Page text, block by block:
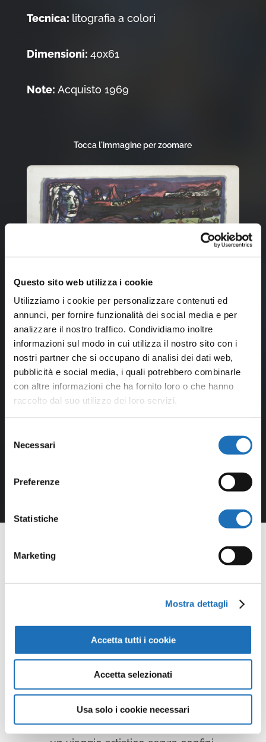
Questo sito web utilizza i cookie
Utilizziamo i cookie per personalizzare contenuti ed
annunci, per fornire funzionalità dei social media e per
analizzare il nostro traffico. Condividiamo inoltre
informazioni sul modo in cui utilizza il nostro sito con i
nostri partner che si occupano di analisi dei dati web,
pubblicità e social media, i quali potrebbero combinarle
con altre informazioni che ha fornito loro o che hanno
raccolto dal suo utilizzo dei loro servizi.
delNecessari
Preferenze
Statistiche
Marketing
Mostra dettagli
Accetta tutti i cookie
Accetta selezionati
Usa solo i cookie necessari
Tecnica: litografia a colori
Dimensioni: 40x61
Note: Acquisto 1969
Tocca l'immagine per zoomare
Opere della
Galleria
Virtuale
Continua a scoprire tutte le
opere della collezione d’arte di
Cesenatico nella Galleria Virtuale: